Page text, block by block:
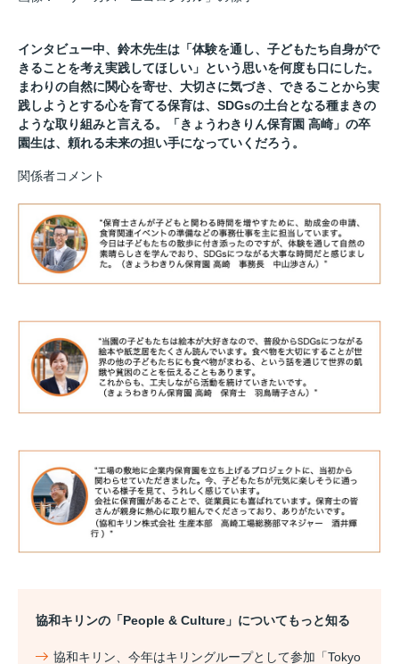
インタビュー中、鈴木先生は「体験を通し、子どもたち自身がで
きることを考え実践してほしい」という思いを何度も口にした。
まわりの自然に関心を寄せ、大切さに気づき、できることから実
践しようとする心を育てる保育は、SDGsの土台となる種まきの
ような取り組みと言える。「きょうわきりん保育園 高崎」の卒
園生は、頼れる未来の担い手になっていくだろう。
関係者コメント
協和キリンの「People & Culture」についてもっと知る
協和キリン、今年はキリングループとして参加「Tokyo